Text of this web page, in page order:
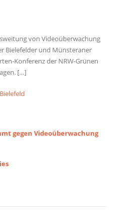
von Videoüberwachung
Bielefelder und Münsteraner
Konferenz der NRW-Grünen
[…]
gegen Videoüberwachung